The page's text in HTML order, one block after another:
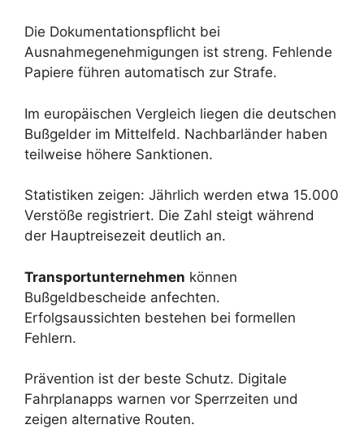
Die Dokumentationspflicht bei
Ausnahmegenehmigungen ist streng. Fehlende
Papiere führen automatisch zur Strafe.
Im europäischen Vergleich liegen die deutschen
Bußgelder im Mittelfeld. Nachbarländer haben
teilweise höhere Sanktionen.
Statistiken zeigen: Jährlich werden etwa 15.000
Verstöße registriert. Die Zahl steigt während
der Hauptreisezeit deutlich an.
Transportunternehmen können
Bußgeldbescheide anfechten.
Erfolgsaussichten bestehen bei formellen
Fehlern.
Prävention ist der beste Schutz. Digitale
Fahrplanapps warnen vor Sperrzeiten und
zeigen alternative Routen.